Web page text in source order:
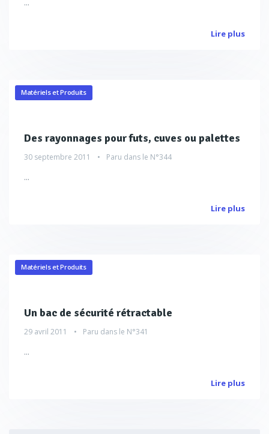
Lire plus
Matériels et Produits
Des rayonnages pour futs, cuves ou palettes
30 septembre 2011 Paru dans le N°344
...
Lire plus
Matériels et Produits
Un bac de sécurité rétractable
29 avril 2011 Paru dans le N°341
...
Lire plus